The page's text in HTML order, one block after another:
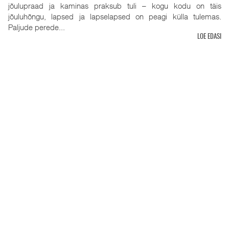
jõulupraad ja kaminas praksub tuli – kogu kodu on täis
jõuluhõngu, lapsed ja lapselapsed on peagi külla tulemas.
Paljude perede...
LOE EDASI